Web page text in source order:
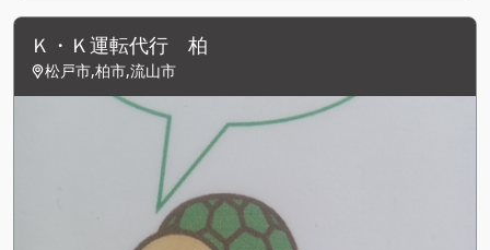
Ｋ・Ｋ運転代行 柏
松戸市,柏市,流山市